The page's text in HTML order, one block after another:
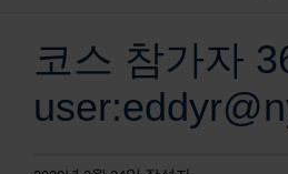
코스 참가자